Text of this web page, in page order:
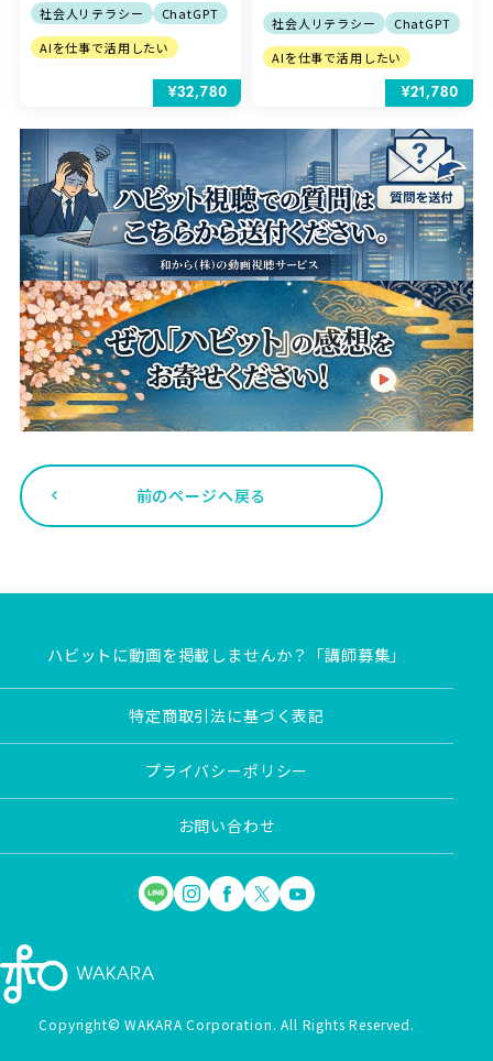
社会人リテラシー
ChatGPT
AIを仕事で活用したい
¥32,780
社会人リテラシー
ChatGPT
AIを仕事で活用したい
¥21,780
前のページへ戻る
ハビットに動画を掲載しませんか？「講師募集」
特定商取引法に基づく表記
プライバシーポリシー
お問い合わせ
Copyright© WAKARA Corporation. All Rights Reserved.